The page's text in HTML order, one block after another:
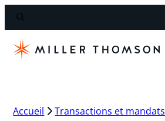
Accueil Transactions et mandats